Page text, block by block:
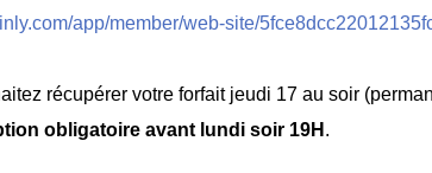
app/member/web-site/
récupérer votre forfait jeudi 17 au soir
obligatoire avant lundi soir 19H .